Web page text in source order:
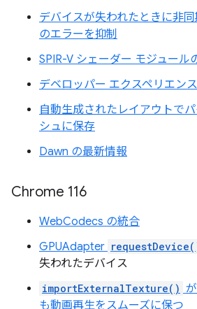
デバイスが失われたときに非
のエラーを抑制
SPIR-V シェーダー モジュール
デベロッパー エクスペリエン
自動生成されたレイアウトで
シュに保存
Dawn の最新情報
Chrome 116
WebCodecs の統合
GPUAdapter
失われたデバイス
importExternalTexture()
も動画再生をスムーズに保つ